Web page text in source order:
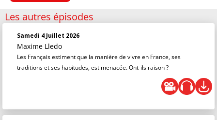
Les autres épisodes
Samedi 4 Juillet 2026
Maxime Lledo
Les Français estiment que la manière de vivre en France, ses
traditions et ses habitudes, est menacée. Ont-ils raison ?